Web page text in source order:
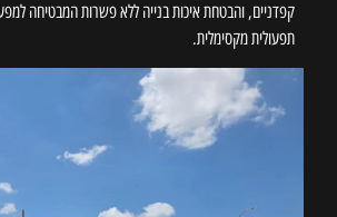
קפדניים, והבטחת איכות בנייה ללא פשרות המבטיחה
תפעולית מקסימלית.